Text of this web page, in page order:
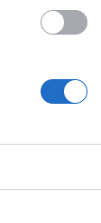
punktów
Obrazy
milionom
ta
obywateli,